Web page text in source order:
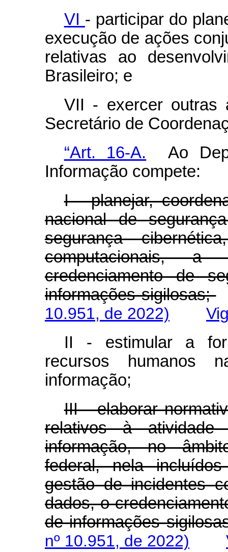
VI - participar do
execução de ações
relativas ao
Brasileiro; e
VII - exercer outras
Secretário de
“Art. 16-A. Ao
Informação compete:
I - planejar,
nacional de
segurança
computacionais,
credenciamento de
informações sigilosas;
10.951, de 2022)
II - estimular a
recursos humanos
informação;
III - elaborar
relativos à
informação, no
federal, nela
gestão de incidentes
dados, o
de informações
nº 10.951, de 2022)